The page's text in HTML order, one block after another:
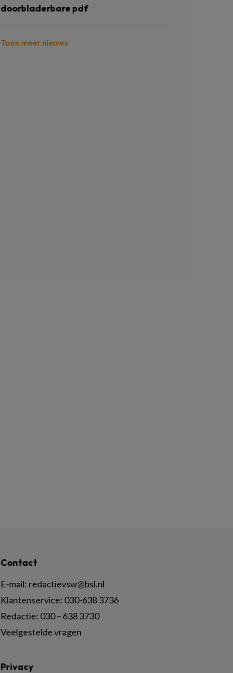
doorbladerbare pdf
Toon meer nieuws
Contact
E-mail: redactievsw@bsl.nl
Klantenservice: 030-638 3736
Redactie: 030 – 638 3730
Veelgestelde vragen
Privacy